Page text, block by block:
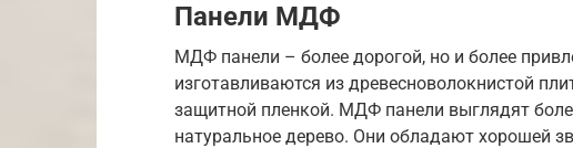
Панели МДФ
МДФ панели – более дорогой, но и более
изготавливаются из древесноволокнистой
защитной пленкой. МДФ панели выглядят
натуральное дерево. Они обладают хорошей